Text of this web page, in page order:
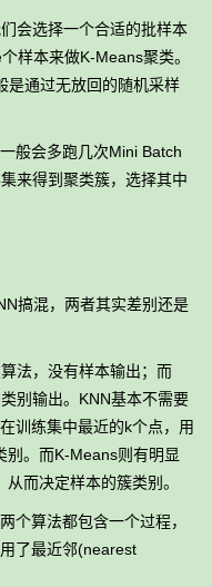
选择一个合适的批样本
样本来做K-Means聚类。
是通过无放回的随机采样
会多跑几次Mini Batch
来得到聚类簇，选择其中
混，两者其实差别还是
，没有样本输出；而
别输出。KNN基本不需要
训练集中最近的k个点，用
别。而K-Means则有明显
而决定样本的簇类别。
法都包含一个过程，
了最近邻(nearest